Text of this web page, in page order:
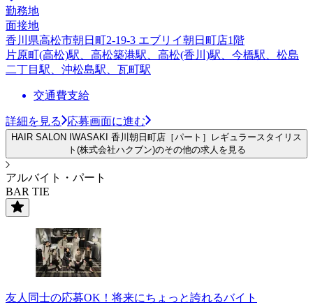
勤務地
面接地
香川県高松市朝日町2-19-3 エブリイ朝日町店1階
片原町(高松)駅、高松築港駅、高松(香川)駅、今橋駅、松島
二丁目駅、沖松島駅、瓦町駅
交通費支給
詳細を見る 応募画面に進む
HAIR SALON IWASAKI 香川朝日町店［パート］レギュラースタイリス
ト(株式会社ハクブン)のその他の求人を見る
アルバイト・パート
BAR TIE
友人同士の応募OK！将来にちょっと誇れるバイト